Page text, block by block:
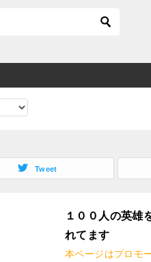
Tweet
１００人の英雄
れてます
本ページはプロモ